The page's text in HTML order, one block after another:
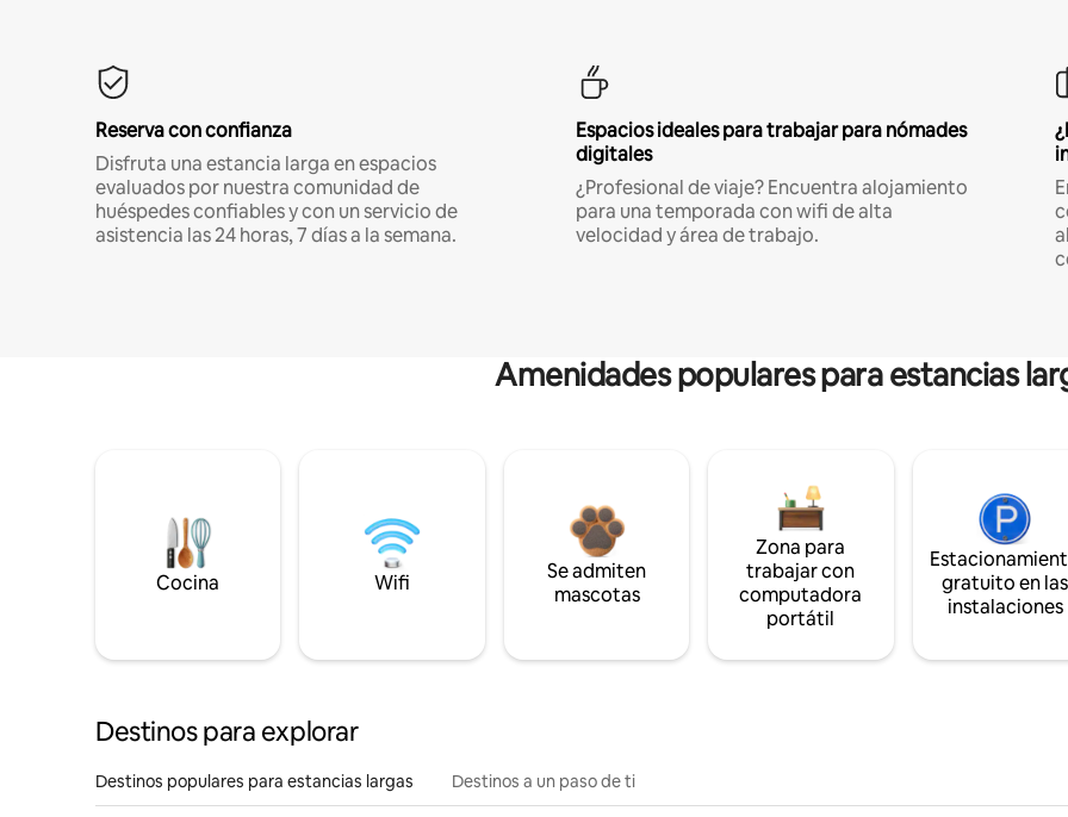
Reserva con confianza
Disfruta una estancia larga en espacios
evaluados por nuestra comunidad de
huéspedes confiables y con un servicio de
asistencia las 24 horas, 7 días a la semana.
Espacios ideales para trabajar para nómades
digitales
¿Profesional de viaje? Encuentra alojamiento
para una temporada con wifi de alta
velocidad y área de trabajo.
Amenidades populares para estancias
Cocina Wifi
Se admiten
mascotas
Zona para
trabajar con
computadora
portátil
gratuito en las
instalaciones
Destinos para explorar
Destinos populares para estancias largas Destinos a un paso de ti